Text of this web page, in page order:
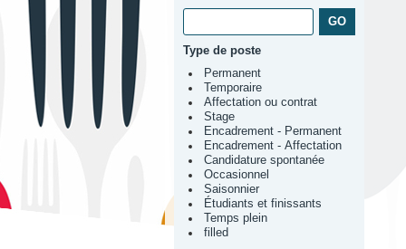
Type de poste
Permanent
Temporaire
Affectation ou contrat
Stage
Encadrement - Permanent
Encadrement - Affectation
Candidature spontanée
Occasionnel
Saisonnier
Étudiants et finissants
Temps plein
filled